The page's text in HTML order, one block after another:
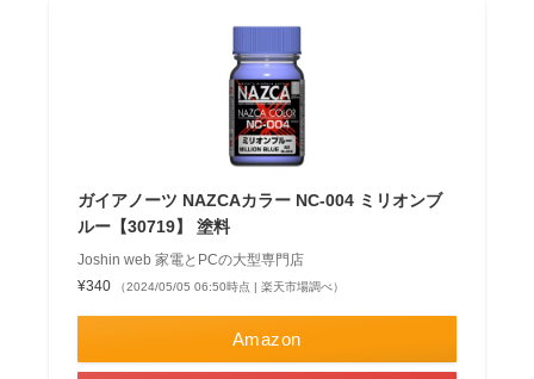
ガイアノーツ NAZCAカラー NC-004 ミリオンブ
ルー【30719】 塗料
Joshin web 家電とPCの大型専門店
¥340
（2024/05/05 06:50時点 | 楽天市場調べ）
Amazon